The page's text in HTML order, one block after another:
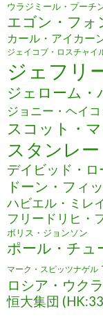
ウラジミール・プーチ
エゴン・フォ
カール・アイカー
ジェイコブ・ロスチャイ
ジェフリ
ジェローム・
ジョニー・ヘイコ
スコット・
スタンレ
デイビッド・
ドーン・フィ
ハビエル・ミレ
フリードリヒ・
ボリス・ジョンソン
ポール・チュ
マーク・スピッツナゲル
ロシア・ウク
恒大集団